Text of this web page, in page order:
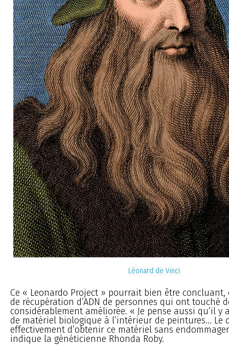
Léonard de Vinci
Ce « Leonardo Project » pourrait bien être
de récupération d’ADN de personnes qui ont touché
considérablement améliorée. « Je pense aussi qu’il y
de matériel biologique à l’intérieur de peintures... Le
effectivement d’obtenir ce matériel sans
indique la généticienne Rhonda Roby.